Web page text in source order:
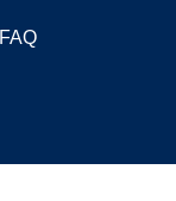
FAQ